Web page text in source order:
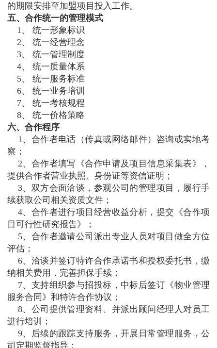
的期限安排至加盟项目投入工作。
五、合作统一的管理模式
1、 统一形象标识
2、 统一经营理念
3、 统一管理制度
4、 统一质量体系
5、 统一服务标准
6、 统一业务培训
7、 统一考核规程
8、 统一价格策略
六、合作程序
1、合作者电话（传真或网络邮件）咨询或实地考
察；
2、合作者填写《合作申请及项目信息采集表》，
提供合作者营业执照、身份证等资信证明；
3、双方会面洽谈，参观公司的管理项目，履行手
续获取公司相关资质文件；
4、合作者进行项目经营收益分析，提交《合作项
目可行性研究报告》；
5、合作者邀请公司派出专业人员对项目做全方位
评估；
6、洽谈并签订特许合作承诺书和授权委托书，缴
纳相关费用，完善担保手续；
7、支持组织参与招投标，中标后签订《物业管理
服务合同》和特许合作协议；
8、公司提供管理资料、并派出顾问经理人对员工
进行培训；
9、后续的跟踪支持服务，开展日常管理服务，公
司定期监督指导；